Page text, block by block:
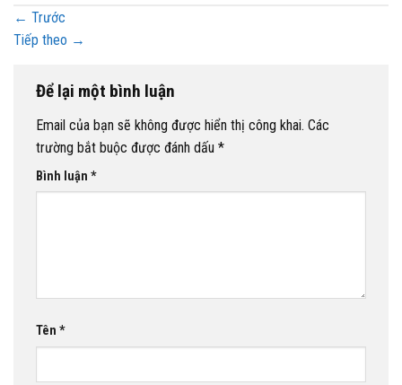
← Trước
Tiếp theo →
Để lại một bình luận
Email của bạn sẽ không được hiển thị công khai. Các
trường bắt buộc được đánh dấu *
Bình luận *
Tên *